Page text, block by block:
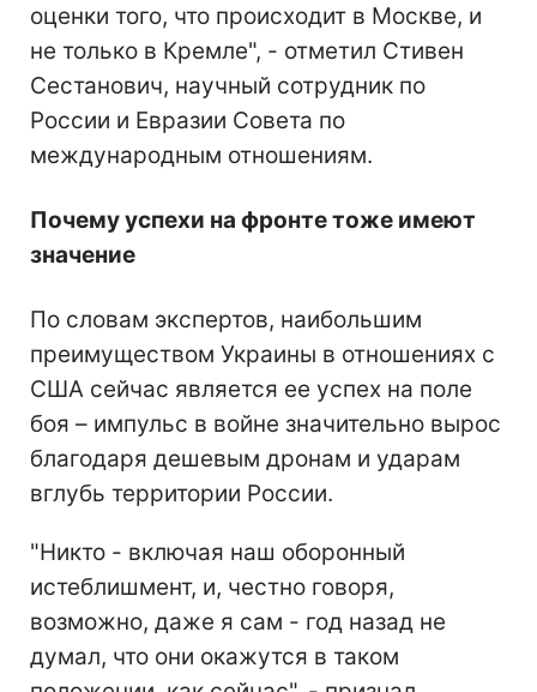
оценки того, что происходит в Москве, и
не только в Кремле", - отметил Стивен
Сестанович, научный сотрудник по
России и Евразии Совета по
международным отношениям.
Почему успехи на фронте тоже имеют
значение
По словам экспертов, наибольшим
преимуществом Украины в отношениях с
США сейчас является ее успех на поле
боя – импульс в войне значительно вырос
благодаря дешевым дронам и ударам
вглубь территории России.
"Никто - включая наш оборонный
истеблишмент, и, честно говоря,
возможно, даже я сам - год назад не
думал, что они окажутся в таком